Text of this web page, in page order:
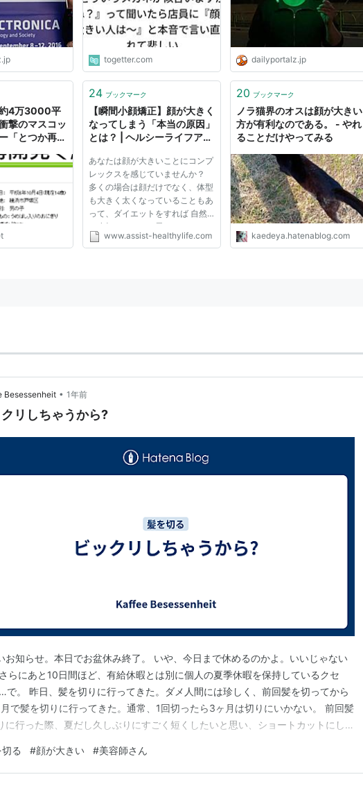
togetter.com dailyportalz.jp
4万3000平
撃のマスコッ
「とつか再開
24 ブックマーク
【瞬間小顔矯正】顔が大きく
なってしまう「本当の原因」
とは？ | ヘルシーライフアシ
あなたは顔が大きいことにコンプ
レックスを感じていませんか？
多くの場合は顔だけでなく、体型
も大きく太くなっていることもあ
って、ダイエットをすれば 自然
と小顔になれると思っているかも
しれません。 しかし、ダイエッ
www.assist-healthylife.com
20 ブックマーク
ノラ猫界のオスは顔が大きい
方が有利なのである。 - やれ
ることだけやってみる
kaedeya.hatenablog.com
Besessenheit • 1年前
クリしちゃうから?
お知らせ。本日でお盆休み終了。 いや、今日まで休めるのかよ。いいじゃない
らにあと10日間ほど、有給休暇とは別に個人の夏季休暇を保持しているクセ
で。 昨日、髪を切りに行ってきた。ダメ人間には珍しく、前回髪を切ってから
で髪を切りに行ってきた。通常、1回切ったら3ヶ月は切りにいかない。 前回髪
に行った際、夏だし久しぶりにすごく短くしたいと思い、ショートカットにした
したいですか?」と聞いてきた。 どうしても短くしたい。首周りに汗でまとわり
の毛が嫌。 「う～ん、分かりました。じゃ…
る #顔が大きい #美容師さん